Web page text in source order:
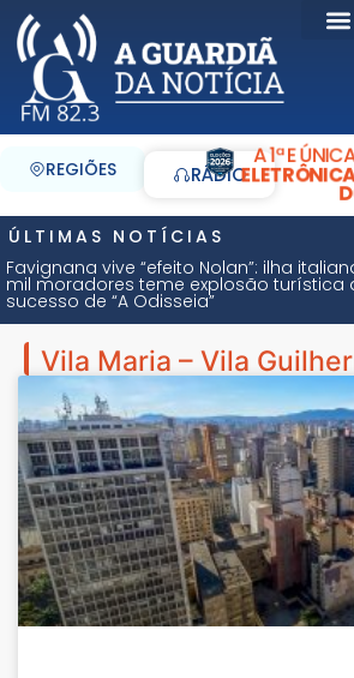
REGIÕES RÁDIO
A 1ª E
ÚLTIMAS NOTÍCIAS
Favignana vive “efeito Nolan”: ilha
mil moradores teme explosão turística
sucesso de “A Odisseia”
Vila Maria – Vila